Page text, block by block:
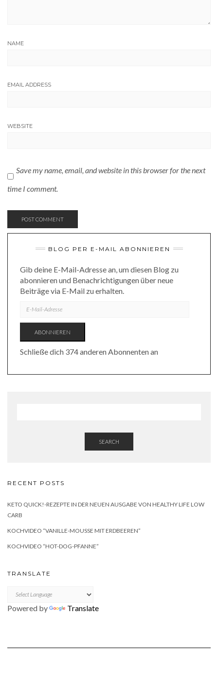
NAME
EMAIL ADDRESS
WEBSITE
Save my name, email, and website in this browser for the next
time I comment.
BLOG PER E-MAIL ABONNIEREN
Gib deine E-Mail-Adresse an, um diesen Blog zu
abonnieren und Benachrichtigungen über neue
Beiträge via E-Mail zu erhalten.
MAIL-
ABONNIEREN
Schließe dich 374 anderen Abonnenten an
SEARCH
RECENT POSTS
KETO QUICK!-REZEPTE IN DER NEUEN AUSGABE VON HEALTHY LIFE LOW
CARB
KOCHVIDEO “VANILLE-MOUSSE MIT ERDBEEREN”
KOCHVIDEO “HOT-DOG-PFANNE”
TRANSLATE
Powered by Translate